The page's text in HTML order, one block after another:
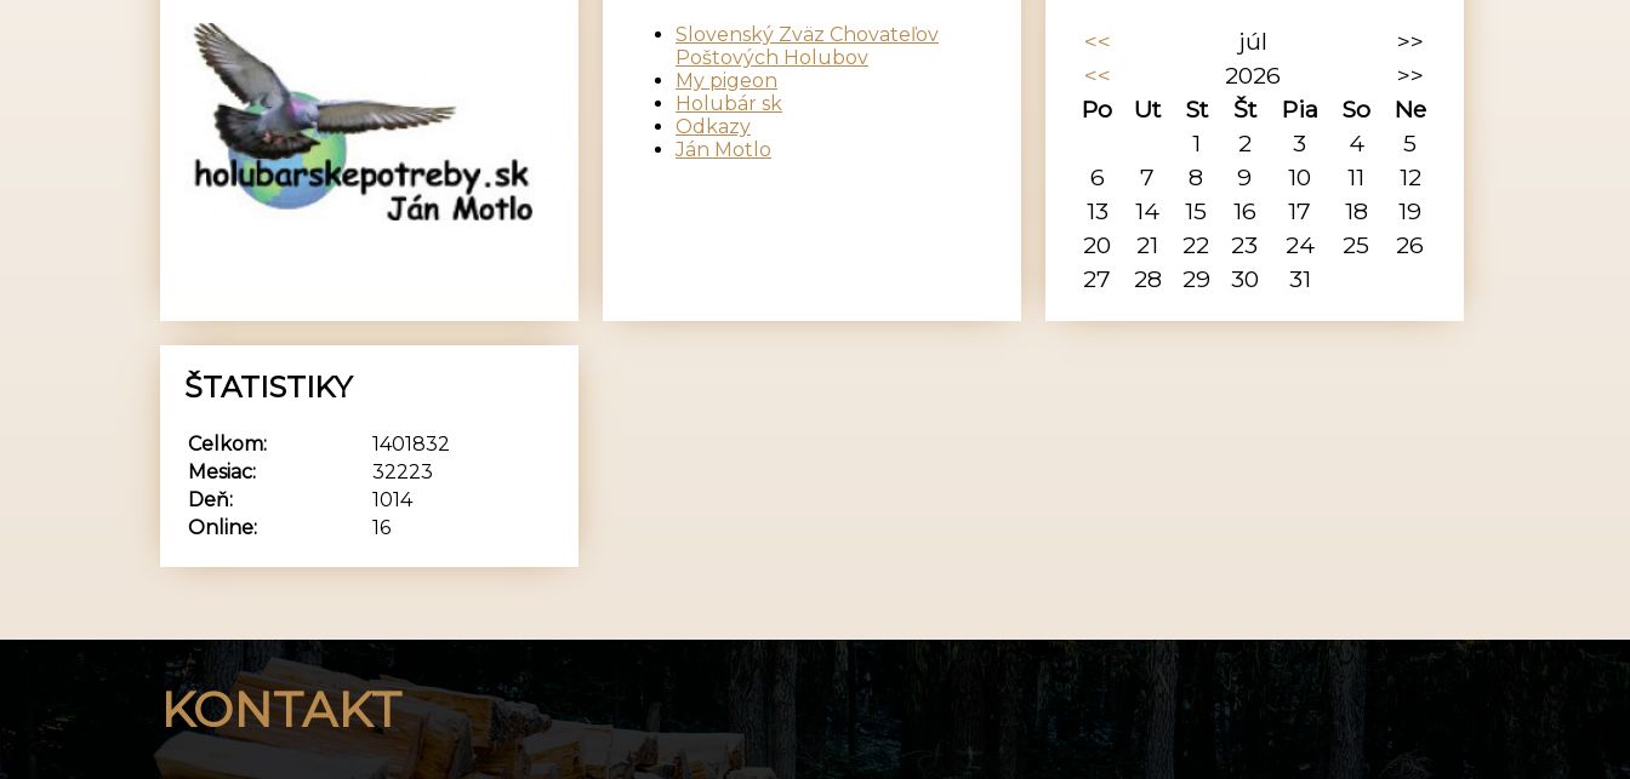
Slovenský Zväz Chovateľov
Poštových Holubov
My pigeon
Holubár sk
Odkazy
Ján Motlo
<< júl
>>
<<
2026
>>
Po
Ut St Št Pia So
Ne
1
2 3 4
5
6
7 8 9 10 11
12
13
14 15 16 17 18
19
20
21 22 23 24 25
26
27
28 29 30 31
ŠTATISTIKY
Online: 16
Celkom:
1401832
Mesiac:
32223
Deň:
1014
KONTAKT